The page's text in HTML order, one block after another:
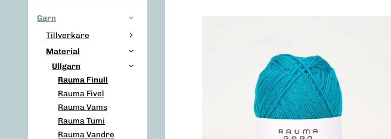
Garn
Tillverkare
Material
Ullgarn
Rauma Finull
Rauma Fivel
Rauma Vams
Rauma Tumi
Rauma Vandre